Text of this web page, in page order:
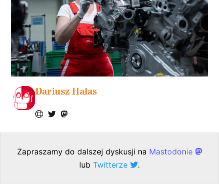
Dariusz Hałas
Zapraszamy do dalszej dyskusji na Mastodonie
lub Twitterze .